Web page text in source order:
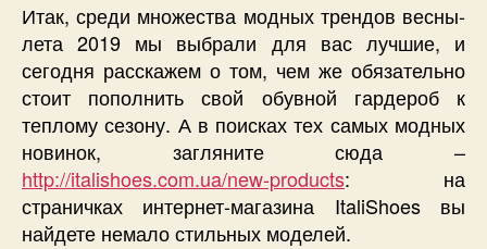
Итак, среди множества модных трендов весны-
лета 2019 мы выбрали для вас лучшие, и
сегодня расскажем о том, чем же обязательно
стоит пополнить свой обувной гардероб к
теплому сезону. А в поисках тех самых модных
новинок, загляните сюда –
http://italishoes.com.ua/new-products: на
страничках интернет-магазина ItaliShoes вы
найдете немало стильных моделей.